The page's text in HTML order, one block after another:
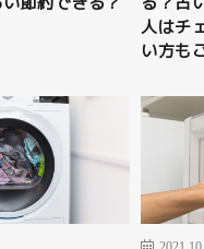
人はチ
い方も